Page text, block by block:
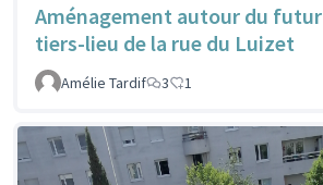
Aménagement autour du futur
tiers-lieu de la rue du Luizet
Amélie Tardif
3 1